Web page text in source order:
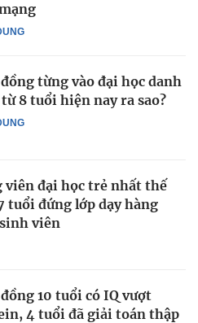
từng vào đại học danh
8 tuổi hiện nay ra sao?
viên đại học trẻ nhất thế
tuổi đứng lớp dạy hàng
viên
10 tuổi có IQ vượt
4 tuổi đã giải toán thập